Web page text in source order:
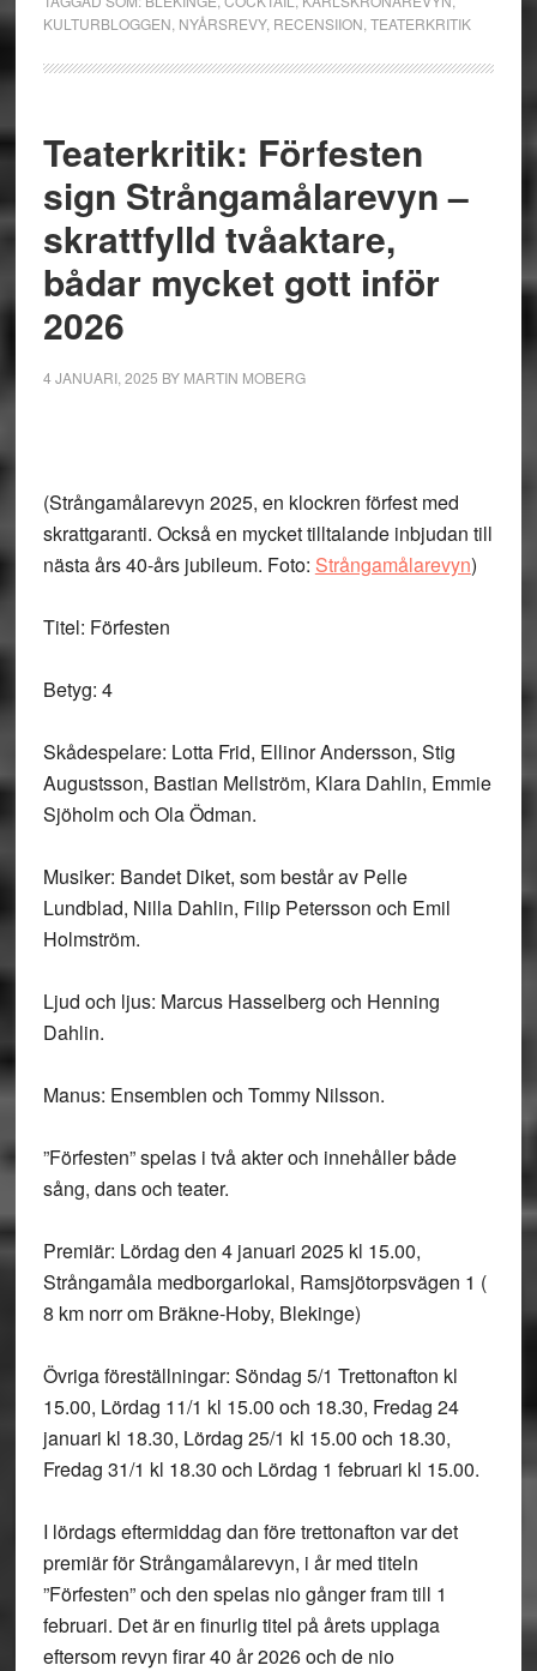
KULTURBLOGGEN NYÅRSREVY, RECENSIION TEATERKRITIK
Teaterkritik: Förfesten
sign Strångamålarevyn –
skrattfylld tvåaktare,
bådar mycket gott inför
2026
4 JANUARI, 2025 BY MARTIN MOBERG
(Strångamålarevyn 2025, en klockren förfest med
skrattgaranti. Också en mycket tilltalande inbjudan till
nästa års 40-års jubileum. Foto: Strångamålarevyn)
Titel: Förfesten
Betyg: 4
Skådespelare: Lotta Frid, Ellinor Andersson, Stig
Augustsson, Bastian Mellström, Klara Dahlin, Emmie
Sjöholm och Ola Ödman.
Musiker: Bandet Diket, som består av Pelle
Lundblad, Nilla Dahlin, Filip Petersson och Emil
Holmström.
Ljud och ljus: Marcus Hasselberg och Henning
Dahlin.
Manus: Ensemblen och Tommy Nilsson.
”Förfesten” spelas i två akter och innehåller både
sång, dans och teater.
Premiär: Lördag den 4 januari 2025 kl 15.00,
Strångamåla medborgarlokal, Ramsjötorpsvägen 1 (
8 km norr om Bräkne-Hoby, Blekinge)
Övriga föreställningar: Söndag 5/1 Trettonafton kl
15.00, Lördag 11/1 kl 15.00 och 18.30, Fredag 24
januari kl 18.30, Lördag 25/1 kl 15.00 och 18.30,
Fredag 31/1 kl 18.30 och Lördag 1 februari kl 15.00.
I lördags eftermiddag dan före trettonafton var det
premiär för Strångamålarevyn, i år med titeln
”Förfesten” och den spelas nio gånger fram till 1
februari. Det är en finurlig titel på årets upplaga
eftersom revyn firar 40 år 2026 och de nio